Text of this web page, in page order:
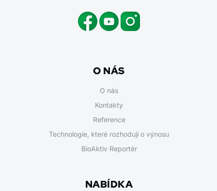
O NÁS
O nás
Kontakty
Reference
Technologie, které rozhodují o výnosu
BioAktiv Reportér
NABÍDKA